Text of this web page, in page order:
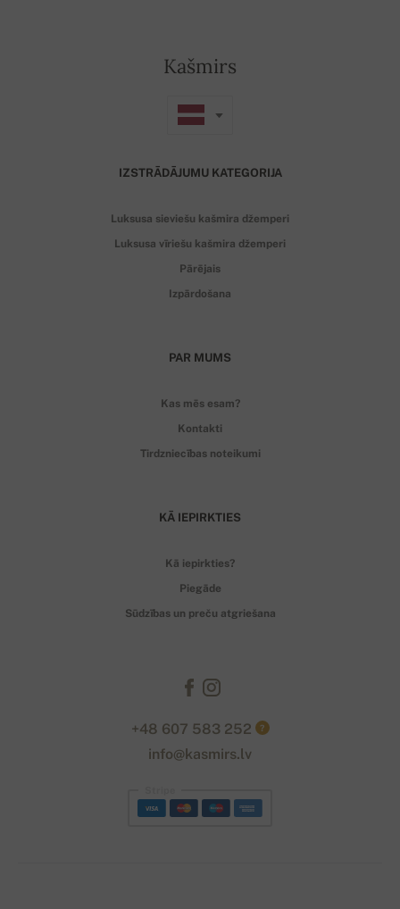
Kašmirs
IZSTRĀDĀJUMU KATEGORIJA
Luksusa sieviešu kašmira džemperi
Luksusa vīriešu kašmira džemperi
Pārējais
Izpārdošana
PAR MUMS
Kas mēs esam?
Kontakti
Tirdzniecības noteikumi
KĀ IEPIRKTIES
Kā iepirkties?
Piegāde
Sūdzības un preču atgriešana
+48 607 583 252 ?
info@kasmirs.lv